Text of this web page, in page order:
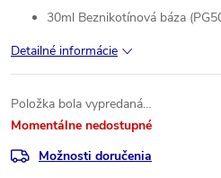
30ml Beznikotínová báza
Detailné informácie
Položka bola vypredaná…
Momentálne nedostupné
Možnosti doručenia